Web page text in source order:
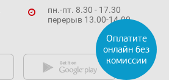
пн.-пт. 8.30 - 17.30
перерыв 13.00-14.00